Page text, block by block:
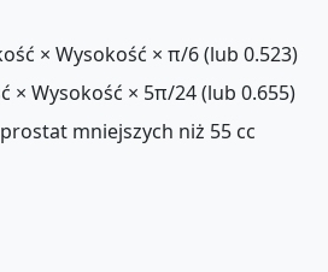
× Wysokość × π/6 (lub 0.523)
× Wysokość × 5π/24 (lub 0.655)
mniejszych niż 55 cc